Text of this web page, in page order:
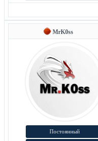
MrK0ss
Постоянный